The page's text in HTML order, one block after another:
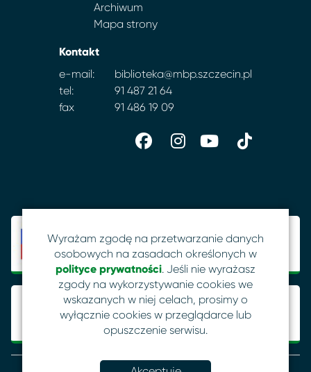
Archiwum
Mapa strony
Kontakt
e-mail:
biblioteka@mbp.szczecin.pl
tel:
91 487 21 64
fax
91 486 19 09
Wyrażam zgodę na przetwarzanie danych
osobowych na zasadach określonych w
polityce prywatności. Jeśli nie wyrażasz
zgody na wykorzystywanie cookies we
wskazanych w niej celach, prosimy o
wyłącznie cookies w przeglądarce lub
opuszczenie serwisu.